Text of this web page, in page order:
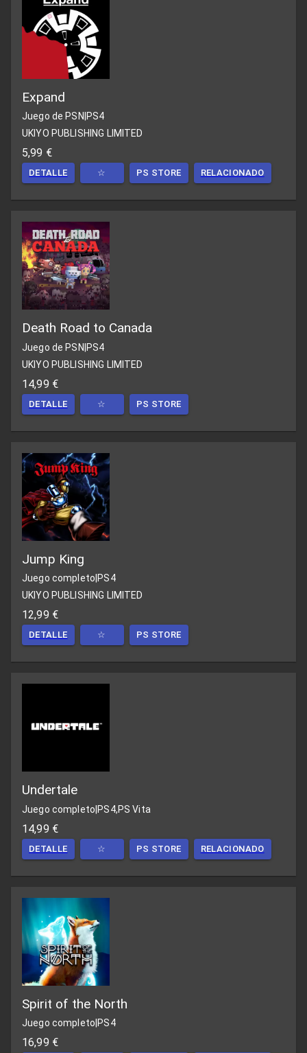
Expand
Juego de PSN PS4
UKIYO PUBLISHING LIMITED
5,99 €
DETALLE ☆ PS STORE RELACIONADO
Death Road to Canada
Juego de PSN PS4
UKIYO PUBLISHING LIMITED
14,99 €
DETALLE ☆ PS STORE
Jump King
Juego completo PS4
UKIYO PUBLISHING LIMITED
12,99 €
DETALLE ☆ PS STORE
Undertale
Juego completo PS4,PS Vita
14,99 €
DETALLE ☆ PS STORE RELACIONADO
Spirit of the North
Juego completo PS4
16,99 €